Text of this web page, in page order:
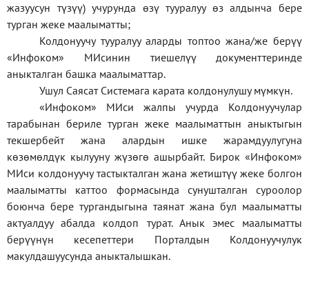
жазуусун түзүү) учурунда өзү тууралуу өз алдынча бере
турган жеке маалыматты;
Колдонуучу тууралуу аларды топтоо жана/же берүү
«Инфоком» МИсинин тиешелүү документтеринде
аныкталган башка маалыматтар.
Ушул Саясат Системага карата колдонулушу мүмкүн.
«Инфоком» МИси жалпы учурда Колдонуучулар
тарабынан бериле турган жеке маалыматтын аныктыгын
текшербейт жана алардын ишке жарамдуулугуна
көзөмөлдүк кылууну жүзөгө ашырбайт. Бирок «Инфоком»
МИси колдонуучу тастыкталган жана жетиштүү жеке болгон
маалыматты каттоо формасында сунушталган суроолор
боюнча бере тургандыгына таянат жана бул маалыматты
актуалдуу абалда колдоп турат. Анык эмес маалыматты
берүүнүн кесепеттери Порталдын Колдонуучулук
макулдашуусунда аныкталышкан.